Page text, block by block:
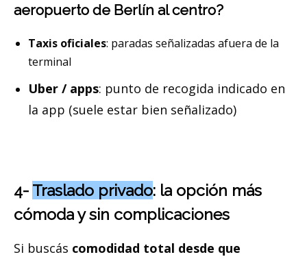
aeropuerto de Berlín al centro?
Taxis oficiales: paradas señalizadas afuera de la
terminal
Uber / apps: punto de recogida indicado en
la app (suele estar bien señalizado)
4- Traslado privado: la opción más
cómoda y sin complicaciones
Si buscás comodidad total desde que